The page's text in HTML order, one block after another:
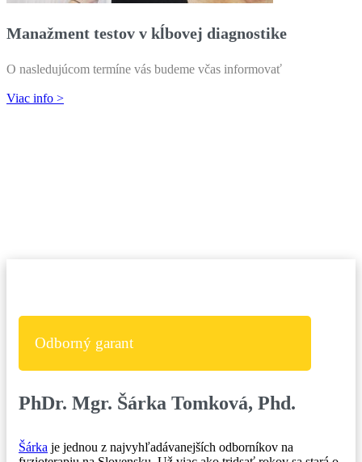
Manažment testov v kĺbovej diagnostike
O nasledujúcom termíne vás budeme včas informovať
Viac info >
Odborný garant
PhDr. Mgr. Šárka Tomková, Phd.
Šárka je jednou z najvyhľadávanejších odborníkov na